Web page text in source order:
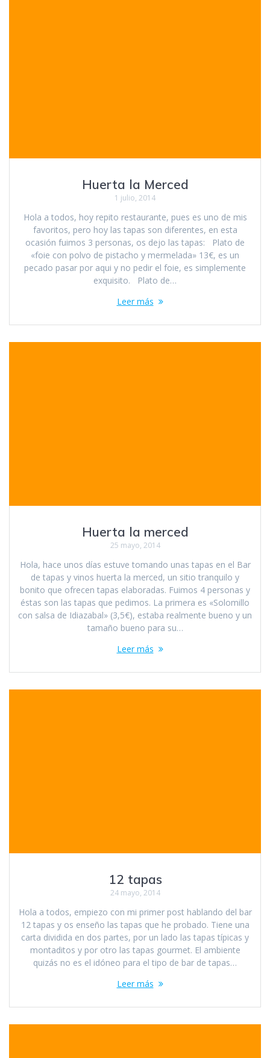
Huerta la Merced
1 julio, 2014
Hola a todos, hoy repito restaurante, pues es uno de mis
favoritos, pero hoy las tapas son diferentes, en esta
ocasión fuimos 3 personas, os dejo las tapas: Plato de
«foie con polvo de pistacho y mermelada» 13€, es un
pecado pasar por aqui y no pedir el foie, es simplemente
exquisito. Plato de…
Leer más
Huerta la merced
25 mayo, 2014
Hola, hace unos días estuve tomando unas tapas en el Bar
de tapas y vinos huerta la merced, un sitio tranquilo y
bonito que ofrecen tapas elaboradas. Fuimos 4 personas y
éstas son las tapas que pedimos. La primera es «Solomillo
con salsa de Idiazabal» (3,5€), estaba realmente bueno y un
tamaño bueno para su…
Leer más
12 tapas
24 mayo, 2014
Hola a todos, empiezo con mi primer post hablando del bar
12 tapas y os enseño las tapas que he probado. Tiene una
carta dividida en dos partes, por un lado las tapas típicas y
montaditos y por otro las tapas gourmet. El ambiente
quizás no es el idóneo para el tipo de bar de tapas…
Leer más